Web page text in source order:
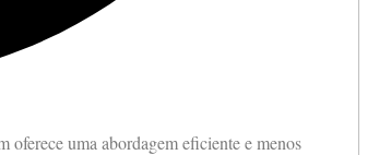
uma abordagem eficiente e menos